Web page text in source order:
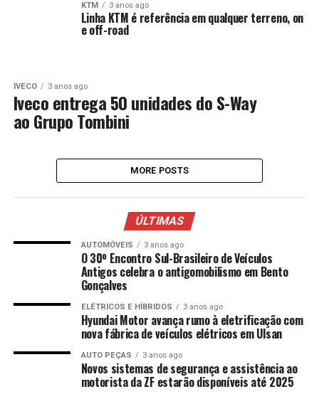
KTM 3 anos ago
Linha KTM é referência em qualquer terreno, on
e off-road
IVECO 3 anos ago
Iveco entrega 50 unidades do S-Way
ao Grupo Tombini
MORE POSTS
ÚLTIMAS
AUTOMÓVEIS 3 anos ago
O 30º Encontro Sul-Brasileiro de Veículos
Antigos celebra o antigomobilismo em Bento
Gonçalves
ELÉTRICOS E HÍBRIDOS 3 anos ago
Hyundai Motor avança rumo à eletrificação com
nova fábrica de veículos elétricos em Ulsan
AUTO PEÇAS 3 anos ago
Novos sistemas de segurança e assistência ao
motorista da ZF estarão disponíveis até 2025